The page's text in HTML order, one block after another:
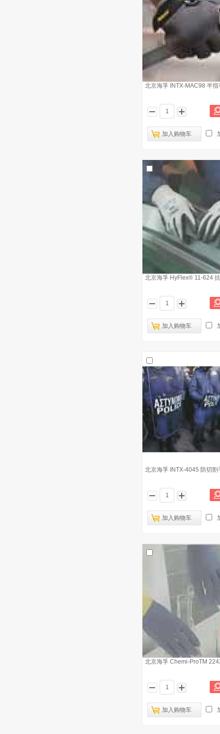
北京海孚 INTX-MAC98 半
加入购物车
北京海孚 HyFlex® 11-624
加入购物车
北京海孚 INTX-4045 防切割
加入购物车
北京海孚 Chemi-ProTM
加入购物车